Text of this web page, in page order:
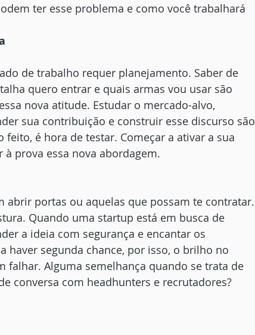
ter esse problema e como você trabalhará
de trabalho requer planejamento. Saber de
quero entrar e quais armas vou usar são
nova atitude. Estudar o mercado-alvo,
sua contribuição e construir esse discurso são
é hora de testar. Começar a ativar a sua
prova essa nova abordagem.
abrir portas ou aquelas que possam te contratar.
Quando uma startup está em busca de
a ideia com segurança e encantar os
haver segunda chance, por isso, o brilho no
falhar. Alguma semelhança quando se trata de
conversa com headhunters e recrutadores?